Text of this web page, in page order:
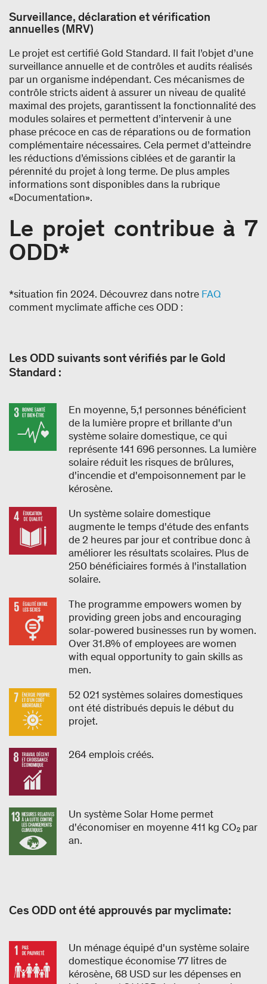
Surveillance, déclaration et vérification
annuelles (MRV)
Le projet est certifié Gold Standard. Il fait l’objet d’une
surveillance annuelle et de contrôles et audits réalisés
par un organisme indépendant. Ces mécanismes de
contrôle stricts aident à assurer un niveau de qualité
maximal des projets, garantissent la fonctionnalité des
modules solaires et permettent d’intervenir à une
phase précoce en cas de réparations ou de formation
complémentaire nécessaires. Cela permet d’atteindre
les réductions d’émissions ciblées et de garantir la
pérennité du projet à long terme. De plus amples
informations sont disponibles dans la rubrique
«Documentation».
Le projet contribue à 7
ODD*
*situation fin 2024. Découvrez dans notre FAQ
comment myclimate affiche ces ODD :
Les ODD suivants sont vérifiés par le Gold
Standard :
En moyenne, 5,1 personnes bénéficient
de la lumière propre et brillante d'un
système solaire domestique, ce qui
représente 141 696 personnes. La lumière
solaire réduit les risques de brûlures,
d'incendie et d'empoisonnement par le
kérosène.
Un système solaire domestique
augmente le temps d'étude des enfants
de 2 heures par jour et contribue donc à
améliorer les résultats scolaires. Plus de
250 bénéficiaires formés à l'installation
solaire.
The programme empowers women by
providing green jobs and encouraging
solar-powered businesses run by women.
Over 31.8% of employees are women
with equal opportunity to gain skills as
men.
52 021 systèmes solaires domestiques
ont été distribués depuis le début du
projet.
264 emplois créés.
Un système Solar Home permet
d'économiser en moyenne 411 kg CO₂ par
an.
Ces ODD ont été approuvés par myclimate:
Un ménage équipé d'un système solaire
domestique économise 77 litres de
kérosène, 68 USD sur les dépenses en